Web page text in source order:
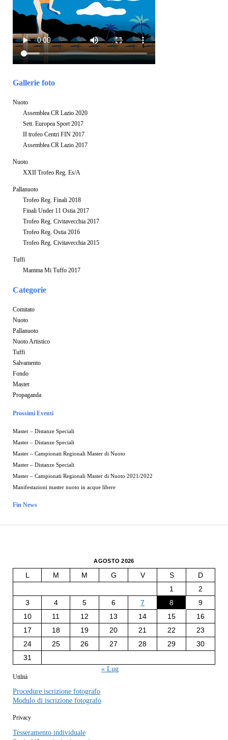
Gallerie foto
Nuoto
Assemblea CR Lazio 2020
Sett. Europea Sport 2017
II trofeo Centri FIN 2017
Assemblea CR Lazio 2017
Nuoto
XXII Trofeo Reg. Es/A
Pallanuoto
Trofeo Reg. Finali 2018
Finali Under 11 Ostia 2017
Trofeo Reg. Civitavecchia 2017
Trofeo Reg. Ostia 2016
Trofeo Reg. Civitavecchia 2015
Tuffi
Mamma Mi Tuffo 2017
Categorie
Comitato
Nuoto
Pallanuoto
Nuoto Artistico
Tuffi
Salvamento
Fondo
Master
Propaganda
Prossimi Eventi
Master – Distanze Speciali
Master – Distanze Speciali
Master – Campionati Regionali Master di Nuoto
Master – Distanze Speciali
Master – Campionati Regionali Master di Nuoto 2021/2022
Manifestazioni master nuoto in acque libere
Fin News
AGOSTO 2026
L M M G V S
D
1
2
3
4 5 6 7 8
9
10
11 12 13 14 15
16
17
18 19 20 21 22
23
24
25 26 27 28 29
30
31
« Lug
Utilità
Procedure iscrizione fotografo
Modulo di iscrizione fotografo
Privacy
Tesseramento individuale